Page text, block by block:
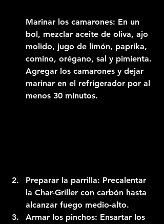
Marinar los camarones: En un
bol, mezclar aceite de oliva, ajo
molido, jugo de limón, paprika,
comino, orégano, sal y pimienta.
Agregar los camarones y dejar
marinar en el refrigerador por al
menos 30 minutos.
Preparar la parrilla: Precalentar
la Char-Griller con carbón hasta
alcanzar fuego medio-alto.
Armar los pinchos: Ensartar los